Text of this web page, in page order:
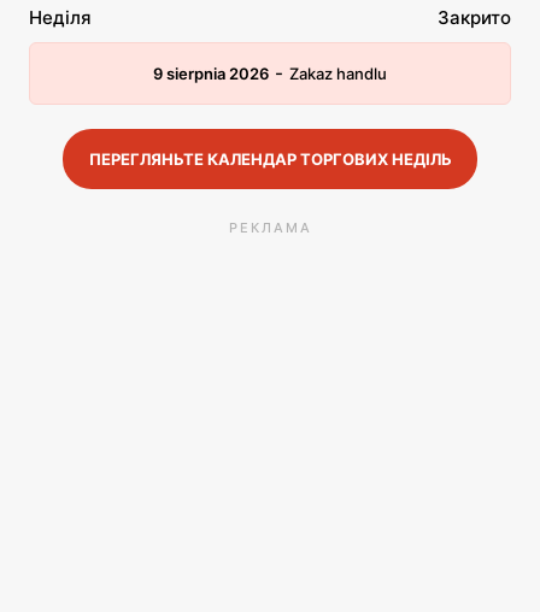
Неділя
Закрито
9 sierpnia 2026 - Zakaz handlu
ПЕРЕГЛЯНЬТЕ КАЛЕНДАР ТОРГОВИХ НЕДІЛЬ
РЕКЛАМА